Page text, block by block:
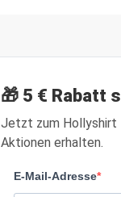
🎁 5 € Rabatt
Jetzt zum Hollyshirt
Aktionen erhalten.
E-Mail-Adresse